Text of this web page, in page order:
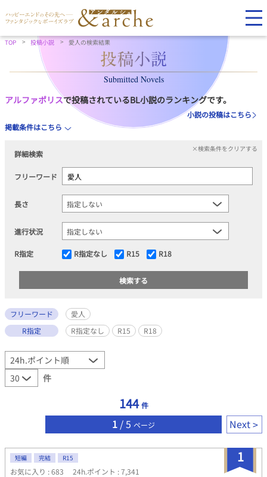
TOP 投稿小説 愛人の検索結果
Submitted Novels
アルファポリスで投稿されているBL小説のランキングです。
小説の投稿はこちら
掲載条件はこちら
詳細検索
×検索条件をクリアする
フリーワード
長さ
進行状況
R指定 R指定なし R15 R18
フリーワード
愛人
R指定
R指定なし R15 R18
件
144 件
1 / 5 ページ Next
1
短編 完結 R15
お気に入り : 683 24h.ポイント : 7,341